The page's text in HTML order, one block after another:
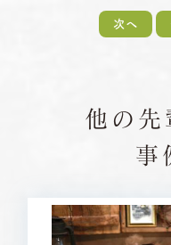
次へ
他の先
事